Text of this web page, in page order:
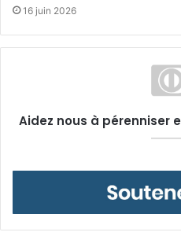
16 juin 2026
Aidez nous à pérenniser